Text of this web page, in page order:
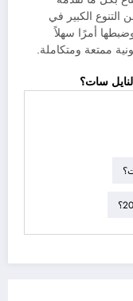
التنوع الكبير في
أمرًا سهلاً
ممتعة ومتكاملة.
سات؟